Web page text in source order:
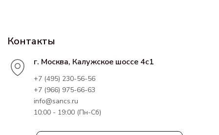
Контакты
г. Москва, Калужское шоссе 4с1
+7 (495) 230-56-56
+7 (966) 975-66-63
info@sancs.ru
10:00 - 19:00 (Пн-Сб)